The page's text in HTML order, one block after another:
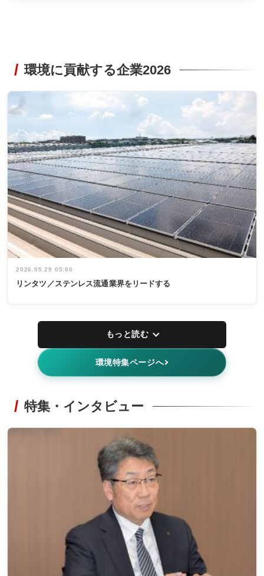
環境に貢献する企業2026
2026.05.29 05:00
リンタツ／ステンレス流通業界をリードする
もっと読む
環境特集ページへ
特集・インタビュー